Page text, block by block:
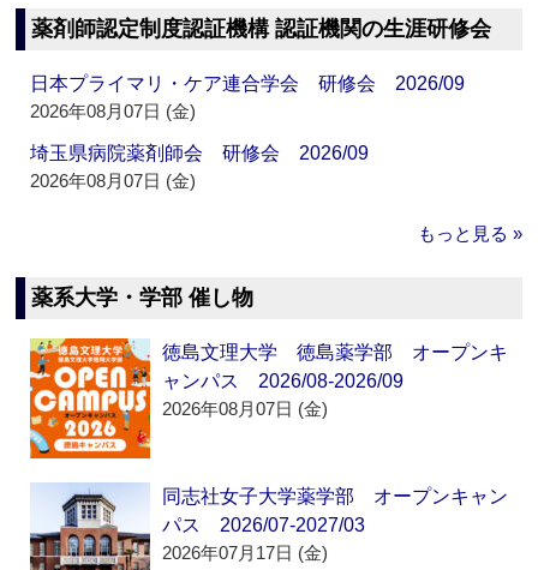
薬剤師認定制度認証機構 認証機関の生涯研修会
日本プライマリ・ケア連合学会 研修会 2026/09
2026年08月07日 (金)
埼玉県病院薬剤師会 研修会 2026/09
2026年08月07日 (金)
もっと見る »
薬系大学・学部 催し物
徳島文理大学 徳島薬学部 オープンキ
ャンパス 2026/08-2026/09
2026年08月07日 (金)
同志社女子大学薬学部 オープンキャン
パス 2026/07-2027/03
2026年07月17日 (金)